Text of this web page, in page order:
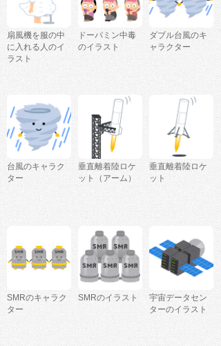
扇風機を服の中
に入れる人のイ
ラスト
ドーパミン中毒
のイラスト
ダブル台風のキ
ャラクター
台風のキャラク
ター
垂直離着陸ロケ
ット（アーム）
垂直離着陸ロケ
ット
SMRのキャラク
ター
SMRのイラスト
宇宙データセン
ターのイラスト